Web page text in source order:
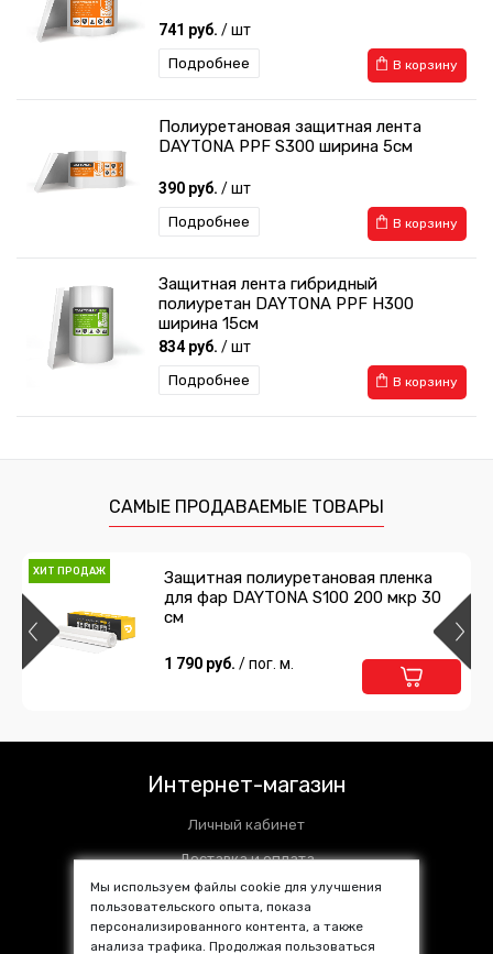
741 руб. / шт
В корзину
Подробнее
Полиуретановая защитная лента
DAYTONA PPF S300 ширина 5см
390 руб. / шт
В корзину
Подробнее
Защитная лента гибридный
полиуретан DAYTONA PPF H300
ширина 15см
834 руб. / шт
В корзину
Подробнее
полиуретан DAYTONA PPF H300
630 руб./ шт
Защитная лента гибридный
полиуретан DAYTONA PPF H300
171 руб./ шт
В корзину
САМЫЕ ПРОДАВАЕМЫЕ ТОВАРЫ
ХИТ ПРОДАЖ
Защитная полиуретановая пленка
для фар DAYTONA S100 200 мкр 30
см
1 790 руб. / пог. м.
Интернет-магазин
Личный кабинет
Доставка и оплата
Установочные центры
Контакты
Мы используем файлы cookie для улучшения
пользовательского опыта, показа
персонализированного контента, а также
анализа трафика. Продолжая пользоваться